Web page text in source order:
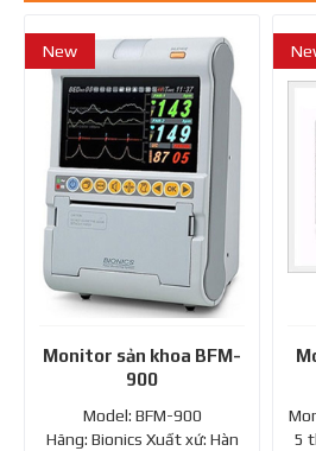
New
Monitor sản khoa BFM-
900
Model: BFM-900
Hãng: Bionics Xuất xứ: Hàn
5